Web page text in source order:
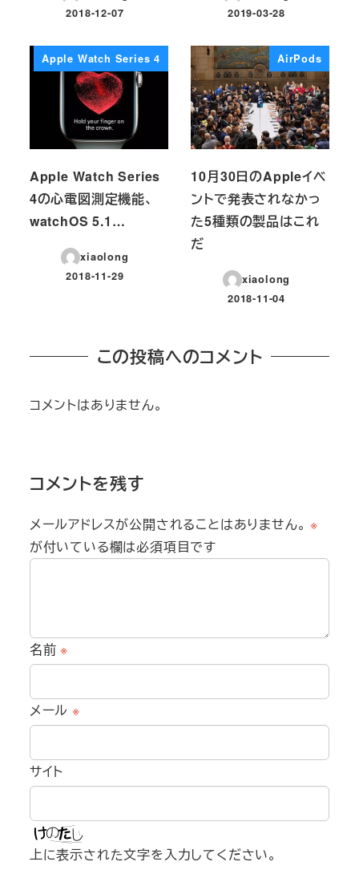
投稿日
2018-12-07
投稿日
2019-03-28
Apple Watch Series 4
Apple Watch Series
4の心電図測定機能、
watchOS 5.1…
xiaolong
投稿日
2018-11-29
AirPods
10月30日のAppleイベ
ントで発表されなかっ
た5種類の製品はこれ
だ
xiaolong
投稿日
2018-11-04
この投稿へのコメント
コメントはありません。
コメントを残す
メールアドレスが公開されることはありません。 ※
が付いている欄は必須項目です
名前※
メール ※
サイト
上に表示された文字を入力してください。